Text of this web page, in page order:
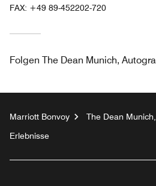
FAX: +49 89-452202-720
Folgen The Dean Munich,
Marriott Bonvoy
The Dean
Erlebnisse